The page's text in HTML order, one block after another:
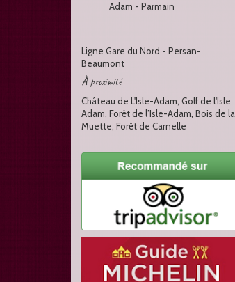
Adam - Parmain
Ligne Gare du Nord - Persan-
Beaumont
À proximité
Château de L'Isle-Adam, Golf de l'Isle
Adam, Forêt de l’Isle-Adam, Bois de la
Muette, Forêt de Carnelle